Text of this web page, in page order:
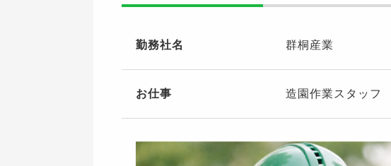
勤務社名 群桐産業
お仕事 造園作業スタッフ